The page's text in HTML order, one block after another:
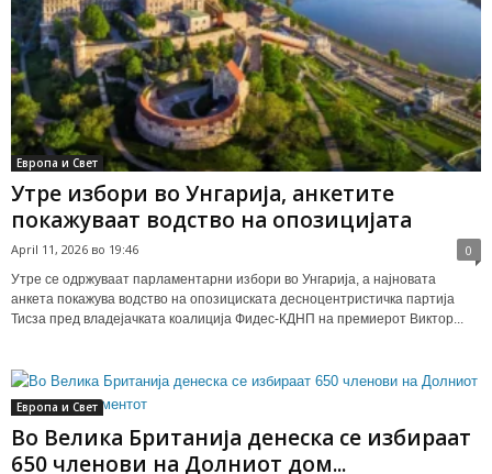
Европа и Свет
Утре избори во Унгарија, анкетите
покажуваат водство на опозицијата
April 11, 2026 во 19:46 0
Утре се одржуваат парламентарни избори во Унгарија, а најновата
анкета покажува водство на опозициската десноцентристичка партија
Тисза пред владејачката коалиција Фидес-КДНП на премиерот Виктор...
Европа и Свет
Во Велика Британија денеска се избираат
650 членови на Долниот дом...